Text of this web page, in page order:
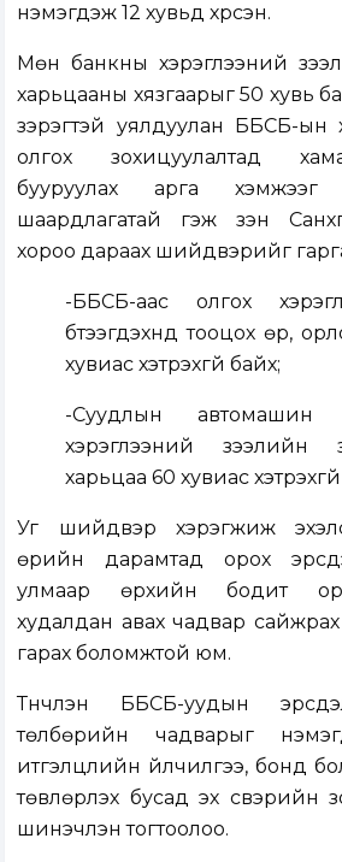
нэмэгдэж 12 хувьд хүрсэн.
Мөн банкны хэрэглээний
харьцааны хязгаарыг 50 хувь
зэрэгтэй уялдуулан ББСБ-ын
олгох зохицуулалтад
бууруулах арга хэмжээг
шаардлагатай гэж үзэн
хороо дараах шийдвэрийг
-ББСБ-аас олгох
бүтээгдэхүүнд тооцох өр,
хувиас хэтрэхгүй байх;
-Суудлын автомашин
хэрэглээний зээлийн
харьцаа 60 хувиас
Уг шийдвэр хэрэгжиж
өрийн дарамтад орох
улмаар өрхийн бодит
худалдан авах чадвар сайжрах
гарах боломжтой юм.
Түүнчлэн ББСБ-уудын
төлбөрийн чадварыг
итгэлцлийн үйлчилгээ, бонд
төвлөрүүлэх бусад эх үүсвэрийн
шинэчлэн тогтоолоо.